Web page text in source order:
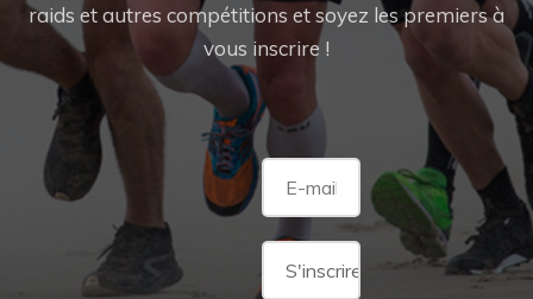
raids et autres compétitions et soyez les premiers à
vous inscrire !